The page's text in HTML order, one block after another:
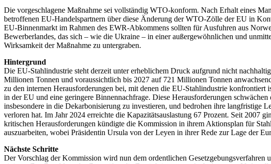
Die vorgeschlagene Maßnahme sei vollständig WTO-konform. Nach Erhalt eines
betroffenen EU-Handelspartnern über diese Änderung der WTO-Zölle der EU in
EU-Binnenmarkt im Rahmen des EWR-Abkommens sollten für Ausfuhren aus
Bewerberlandes, das sich – wie die Ukraine – in einer außergewöhnlichen und
Wirksamkeit der Maßnahme zu untergraben.
Hintergrund
Die EU-Stahlindustrie steht derzeit unter erheblichem Druck aufgrund nicht
Millionen Tonnen und voraussichtlich bis 2027 auf 721 Millionen Tonnen
zu den internen Herausforderungen bei, mit denen die EU-Stahlindustrie
in der EU und eine geringere Binnennachfrage. Diese Herausforderungen
insbesondere in die Dekarbonisierung zu investieren, und bedrohen ihre
verloren hat. Im Jahr 2024 erreichte die Kapazitätsauslastung 67 Prozent. Seit 2007
kritischen Herausforderungen kündigte die Kommission in ihrem Aktionsplan für
auszuarbeiten, wobei Präsidentin Ursula von der Leyen in ihrer Rede zur Lage der
Nächste Schritte
Der Vorschlag der Kommission wird nun dem ordentlichen Gesetzgebungsverfahren